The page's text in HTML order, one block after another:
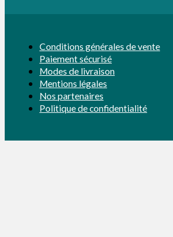
Conditions générales de vente
Paiement sécurisé
Modes de livraison
Mentions légales
Nos partenaires
Politique de confidentialité